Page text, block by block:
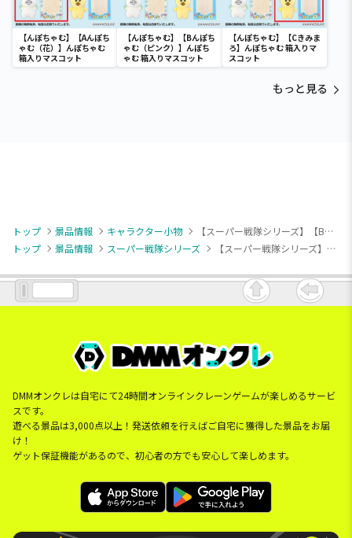
【んぽちゃむ】【Aんぽち
ゃむ（花）】んぽちゃむ
箱入りマスコット
【んぽちゃむ】【Bんぽち
ゃむ（ピンク）】んぽち
ゃむ 箱入りマスコット
【んぽちゃむ】【Cきみま
ろ】んぽちゃむ 箱入りマ
スコット
もっと見る
トップ 景品情報 キャラクター小物
【スーパー戦隊シリーズ】【Bティラノレンジャー】スーパー戦隊シリーズ ちびぐるみ～祝50周年～
トップ
景品情報 スーパー戦隊シリーズ 【スーパー戦隊シリーズ】【Bティラノレンジャー】スーパー戦隊シリーズ ちびぐるみ～祝50周年～
DMMオンクレは自宅にて24時間オンラインクレーンゲームが楽しめるサービ
スです。
遊べる景品は3,000点以上！発送依頼を行えばご自宅に獲得した景品をお届
け！
ゲット保証機能があるので、初心者の方でも安心して楽しめます。